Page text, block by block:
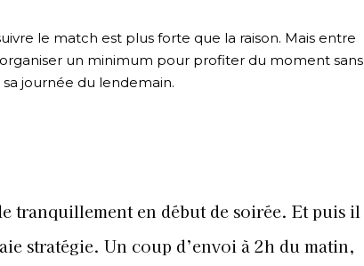
le match est plus forte que la raison. Mais entre
un minimum pour profiter du moment sans
journée du lendemain.
tranquillement en début de soirée. Et puis il
stratégie. Un coup d’envoi à 2h du matin,